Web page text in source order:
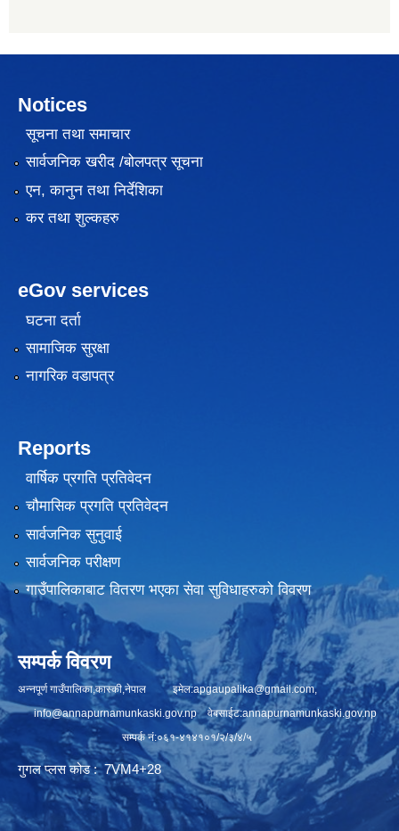
Notices
सूचना तथा समाचार
सार्वजनिक खरीद /बोलपत्र सूचना
एन, कानुन तथा निर्देशिका
कर तथा शुल्कहरु
eGov services
घटना दर्ता
सामाजिक सुरक्षा
नागरिक वडापत्र
Reports
वार्षिक प्रगति प्रतिवेदन
चौमासिक प्रगति प्रतिवेदन
सार्वजनिक सुनुवाई
सार्वजनिक परीक्षण
गाउँपालिकाबाट वितरण भएका सेवा सुविधाहरुको विवरण
सम्पर्क विवरण
अन्नपूर्ण गाउँपालिका,कास्की,नेपाल इमेल:apgaupalika@gmail.com,
info@annapurnamunkaski.gov.npवेबसाईट:annapurnamunkaski.gov.np
सम्पर्क नं:०६१-४१४१०१/२/३/४/५
गुगल प्लस कोड : 7VM4+28